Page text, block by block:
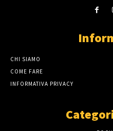
CHI SIAMO
COME FARE
INFORMATIVA PRIVACY